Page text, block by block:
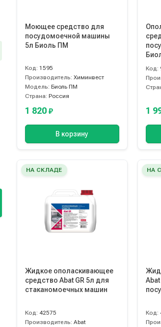
Моющее средство для
посудомоечной машины
5л Биоль ПМ
Код: 1595
Производитель: Химинвест
Модель: Биоль ПМ
Страна: Россия
1 820 ₽
В корзину
Код:
1
НА СКЛАДЕ
Жидкое ополаскивающее
средство Abat GR 5л для
стаканомоечных машин
Код: 42575
Производитель: Abat
НА
Код: